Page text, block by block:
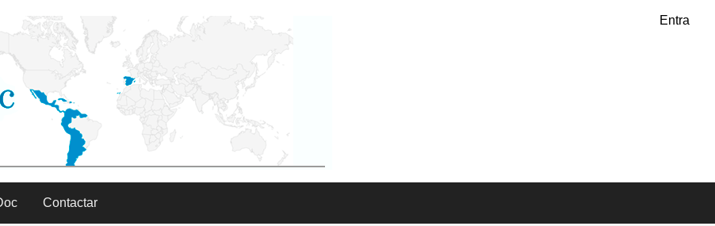
Entra
Contactar